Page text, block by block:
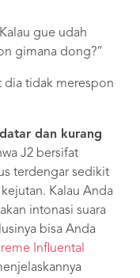
gue udah
gimana dong?”
dia tidak merespon
dan kurang
J2 bersifat
terdengar sedikit
Kalau Anda
intonasi suara
bisa Anda
Influental